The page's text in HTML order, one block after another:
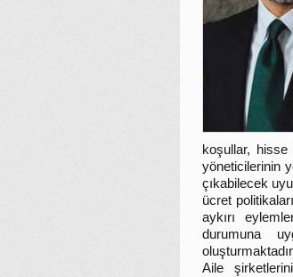
koşullar,
yöneticilerinin
çıkabilecek
ücret
aykırı
durumuna
Aile